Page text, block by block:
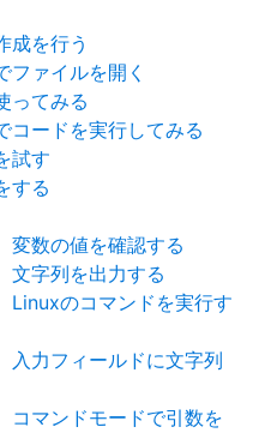
成を行う
ァイルを開く
ってみる
コードを実行してみる
試す
する
変数の値を確認する
文字列を出力する
Linuxのコマンドを実行す
入力フィールドに文字列
コマンドモードで引数を